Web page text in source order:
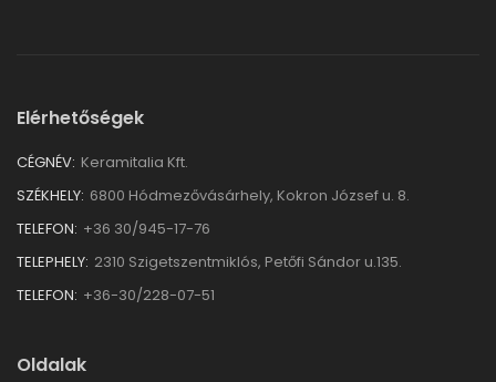
Elérhetőségek
CÉGNÉV: Keramitalia Kft.
SZÉKHELY: 6800 Hódmezővásárhely, Kokron József u. 8.
TELEFON: +36 30/945-17-76
TELEPHELY: 2310 Szigetszentmiklós, Petőfi Sándor u.135.
TELEFON: +36-30/228-07-51
Oldalak